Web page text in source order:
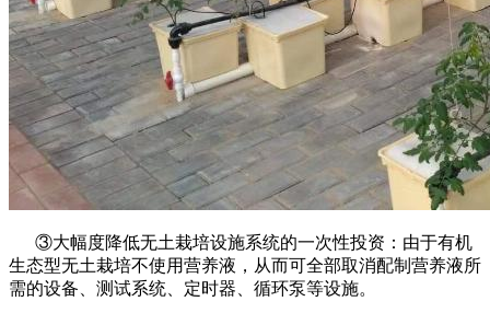
③大幅度降低无土栽培设施系统的一次性投资：由于有机
生态型无土栽培不使用营养液，从而可全部取消配制营养液所
需的设备、测试系统、定时器、循环泵等设施。